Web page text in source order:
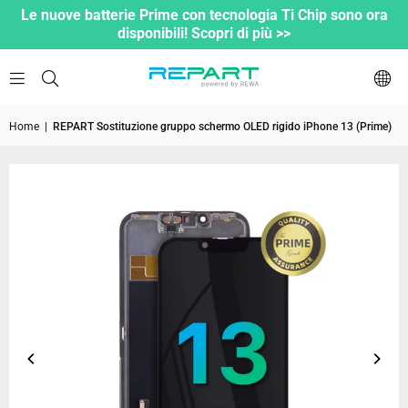
Le nuove batterie Prime con tecnologia Ti Chip sono ora
disponibili! Scopri di più >>
Home REPART Sostituzione gruppo schermo OLED rigido iPhone 13 (Prime)